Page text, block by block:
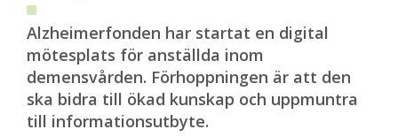
Alzheimerfonden har startat en digital
mötesplats för anställda inom
demensvården. Förhoppningen är att den
ska bidra till ökad kunskap och uppmuntra
till informationsutbyte.